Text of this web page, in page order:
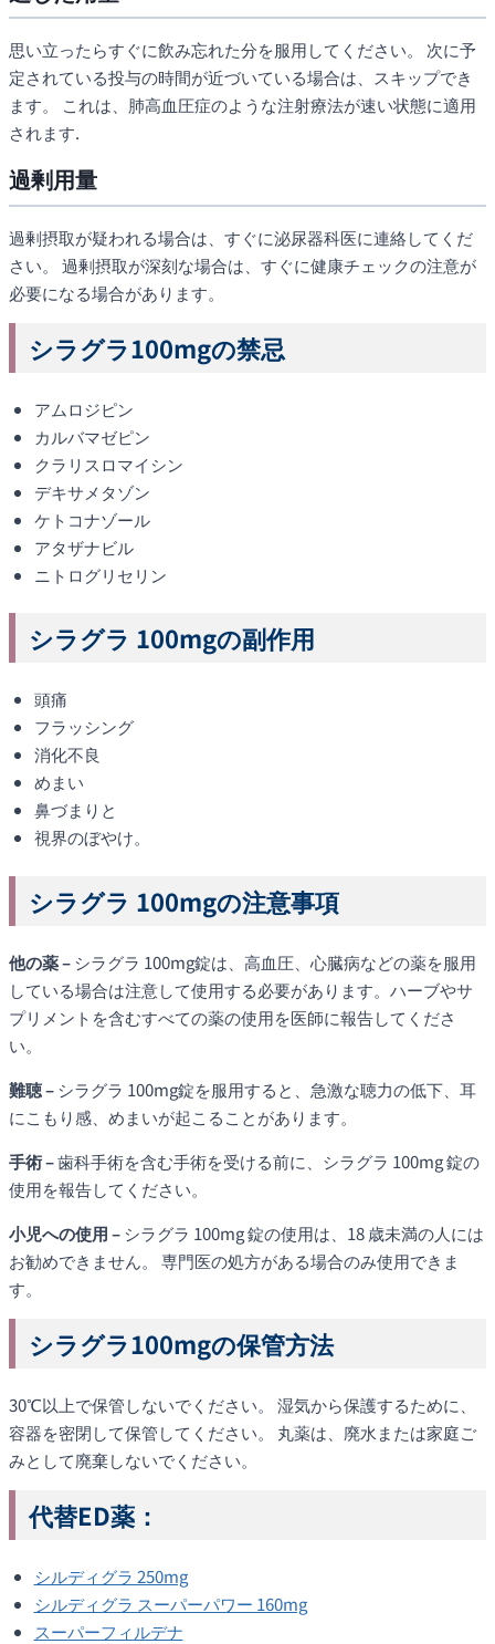
思い立ったらすぐに飲み忘れた分を服用してください。 次に予
定されている投与の時間が近づいている場合は、スキップでき
ます。 これは、肺高血圧症のような注射療法が速い状態に適用
されます.
過剰用量
過剰摂取が疑われる場合は、すぐに泌尿器科医に連絡してくだ
さい。 過剰摂取が深刻な場合は、すぐに健康チェックの注意が
必要になる場合があります。
シラグラ100mgの禁忌
アムロジピン
カルバマゼピン
クラリスロマイシン
デキサメタゾン
ケトコナゾール
アタザナビル
ニトログリセリン
シラグラ 100mgの副作用
頭痛
フラッシング
消化不良
めまい
鼻づまりと
視界のぼやけ。
シラグラ 100mgの注意事項
他の薬 –シラグラ 100mg錠は、高血圧、心臓病などの薬を服用
している場合は注意して使用する必要があります。ハーブやサ
プリメントを含むすべての薬の使用を医師に報告してくださ
い。
難聴 –シラグラ 100mg錠を服用すると、急激な聴力の低下、耳
にこもり感、めまいが起こることがあります。
手術 –歯科手術を含む手術を受ける前に、シラグラ 100mg 錠の
使用を報告してください。
小児への使用 –シラグラ 100mg 錠の使用は、18 歳未満の人には
お勧めできません。 専門医の処方がある場合のみ使用できま
す。
シラグラ100mgの保管方法
30℃以上で保管しないでください。 湿気から保護するために、
容器を密閉して保管してください。 丸薬は、廃水または家庭ご
みとして廃棄しないでください。
代替ED薬：
シルディグラ 250mg
シルディグラ スーパーパワー 160mg
スーパーフィルデナ